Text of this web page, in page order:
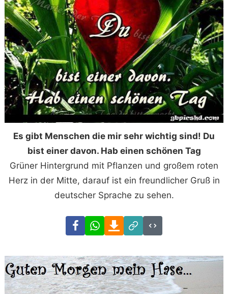
Es gibt Menschen die mir sehr wichtig sind! Du
bist einer davon. Hab einen schönen Tag
Grüner Hintergrund mit Pflanzen und großem roten
Herz in der Mitte, darauf ist ein freundlicher Gruß in
deutscher Sprache zu sehen.
FacebookWhatsAppDownload
Link
Code